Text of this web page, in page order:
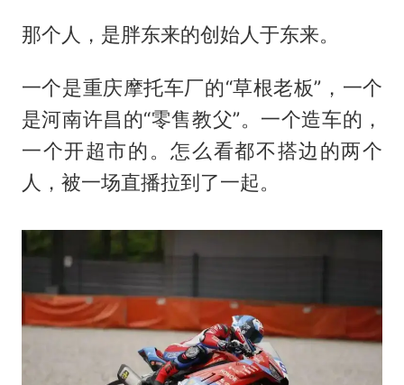
那个人，是胖东来的创始人于东来。
一个是重庆摩托车厂的“草根老板”，一个
是河南许昌的“零售教父”。一个造车的，
一个开超市的。怎么看都不搭边的两个
人，被一场直播拉到了一起。